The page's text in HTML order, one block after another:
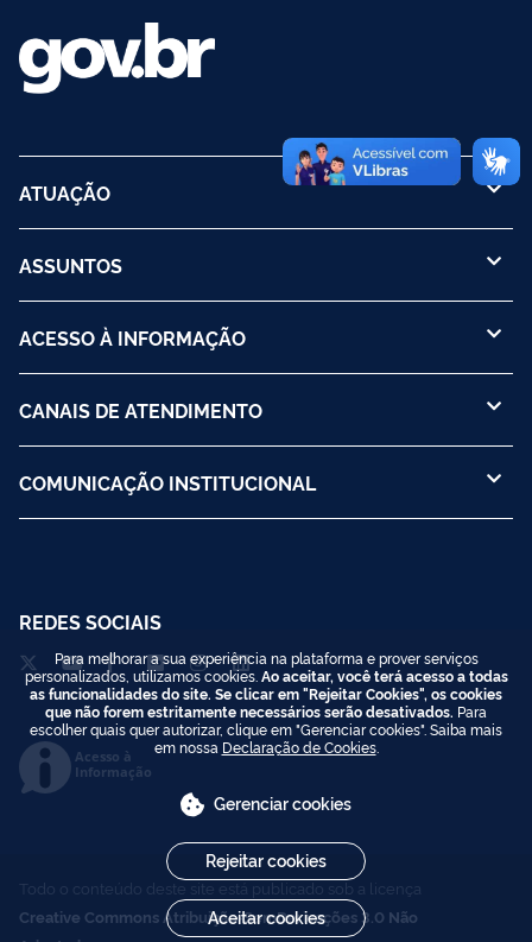
ATUAÇÃO
ASSUNTOS
ACESSO À INFORMAÇÃO
CANAIS DE ATENDIMENTO
COMUNICAÇÃO INSTITUCIONAL
REDES SOCIAIS
Acesso à
Informação
Todo o conteúdo deste site está publicado sob a licença
Creative Commons Atribuição-SemDerivações 3.0 Não
Para melhorar a sua experiência na plataforma e prover serviços
personalizados, utilizamos cookies. Ao aceitar, você terá acesso a todas
as funcionalidades do site. Se clicar em "Rejeitar Cookies", os cookies
que não forem estritamente necessários serão desativados. Para
escolher quais quer autorizar, clique em "Gerenciar cookies". Saiba mais
em nossa Declaração de Cookies.
Gerenciar cookies
Rejeitar cookies
Aceitar cookies